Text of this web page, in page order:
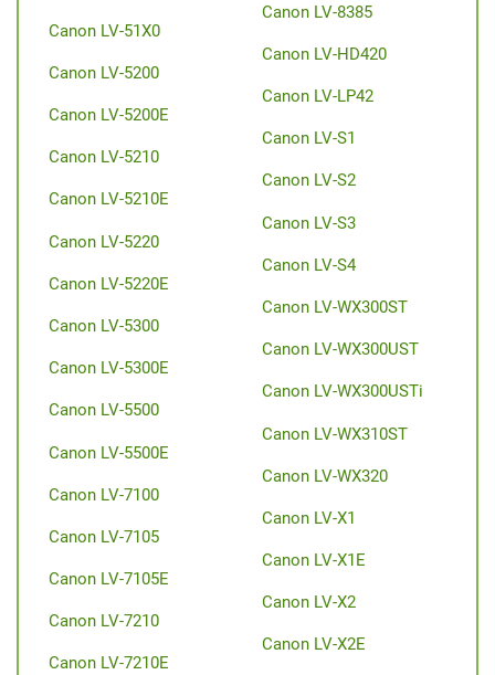
Canon LV-51X0
Canon LV-5200
Canon LV-5200E
Canon LV-5210
Canon LV-5210E
Canon LV-5220
Canon LV-5220E
Canon LV-5300
Canon LV-5300E
Canon LV-5500
Canon LV-5500E
Canon LV-7100
Canon LV-7105
Canon LV-7105E
Canon LV-7210
Canon LV-7210E
Canon LV-8385
Canon LV-HD420
Canon LV-LP42
Canon LV-S1
Canon LV-S2
Canon LV-S3
Canon LV-S4
Canon LV-WX300ST
Canon LV-WX300UST
Canon LV-WX300USTi
Canon LV-WX310ST
Canon LV-WX320
Canon LV-X1
Canon LV-X1E
Canon LV-X2
Canon LV-X2E